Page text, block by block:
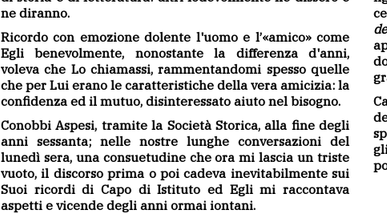
ne diranno.
Ricordo con emozione dolente l'uomo e l’«amico» come
Egli benevolmente, nonostante la differenza d'anni,
voleva che Lo chiamassi, rammentandomi spesso quelle
che per Lui erano le caratteristiche della vera amicizia: la
confidenza ed il mutuo, disinteressato aiuto nel bisogno.
Conobbi Aspesi, tramite la Società Storica, alla fine degli
anni sessanta; nelle nostre lunghe conversazioni del
lunedì sera, una consuetudine che ora mi lascia un triste
vuoto, il discorso prima o poi cadeva inevitabilmente sui
Suoi ricordi di Capo di Istituto ed Egli mi raccontava
aspetti e vicende degli anni ormai iontani.